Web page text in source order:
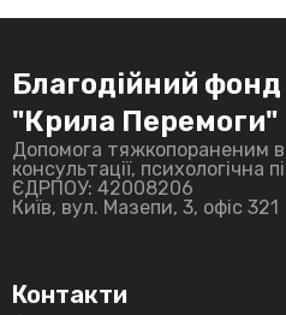
Благодійний фонд
"Крила Перемоги"
Допомога тяжкопораненим
консультації, психологічна
ЄДРПОУ: 42008206
Київ, вул. Мазепи, 3, офіс 321
Контакти